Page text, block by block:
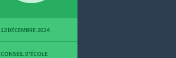
12 DÉCEMBRE 2024
CONSEIL D'ÉCOLE